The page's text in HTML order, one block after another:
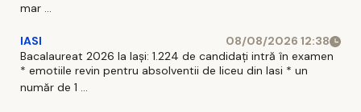
mar ...
IASI
08/08/2026 12:38
Bacalaureat 2026 la Iași: 1.224 de candidați intră în examen
* emotiile revin pentru absolventii de liceu din Iasi * un
număr de 1 ...